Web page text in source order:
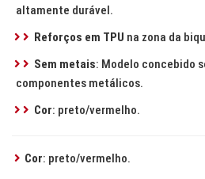
altamente durável.
Reforços em TPU na zona da
Sem metais: Modelo concebido
componentes metálicos.
Cor: preto/vermelho.
Cor: preto/vermelho.